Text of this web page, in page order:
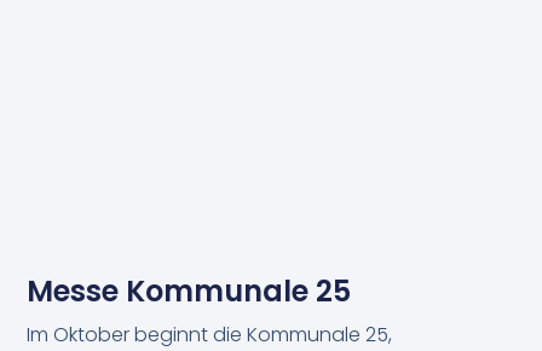
Messe Kommunale 25
Im Oktober beginnt die Kommunale 25,